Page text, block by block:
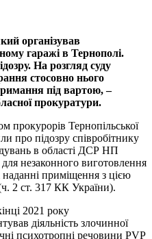
організував
гаражі в Тернополі.
На розгляд суду
стосовно нього
під вартою, –
прокуратури.
прокурорів Тернопільської
про підозру співробітнику
в області ДСР НП
незаконного виготовлення
приміщення з цією
2 ст. 317 КК України).
2021 року
діяльність злочинної
психотропні речовини PVP